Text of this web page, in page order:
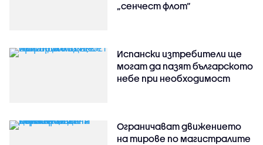
„сенчест флот“
Испански изтребители ще
могат да пазят българското
небе при необходимост
Ограничават движението
на тирове по магистралите